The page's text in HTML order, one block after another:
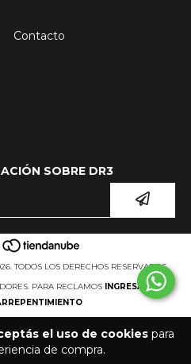
el uso de cookiespara
de compra.
Contacto
SOBRE DR3
TODOS LOS DERECHOS RESERVADOS.
PARA RECLAMOS INGRESÁ ACÁ.